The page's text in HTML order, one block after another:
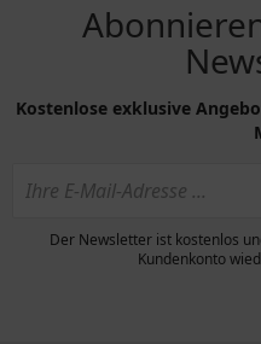
Kostenlose exklusive
Der Newsletter ist kostenlos
Kundenkonto